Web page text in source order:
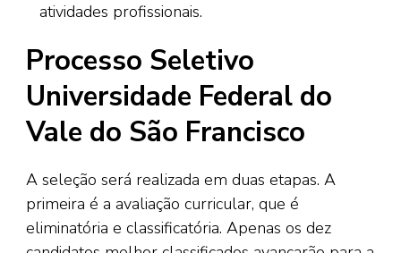
atividades profissionais.
Processo Seletivo
Universidade Federal do
Vale do São Francisco
A seleção será realizada em duas etapas. A
primeira é a avaliação curricular, que é
eliminatória e classificatória. Apenas os dez